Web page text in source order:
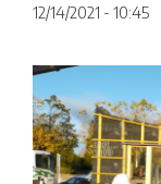
12/14/2021 - 10:45